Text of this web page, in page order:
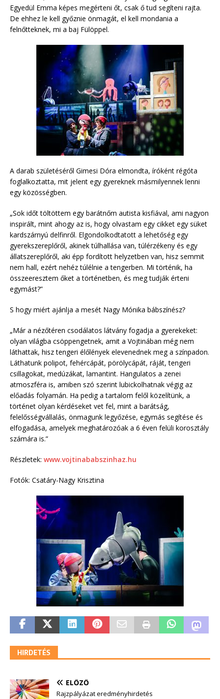
Egyedül Emma képes megérteni őt, csak ő tud segíteni rajta.
De ehhez le kell győznie önmagát, el kell mondania a
felnőtteknek, mi a baj Fülöppel.
A darab születéséről Gimesi Dóra elmondta, íróként régóta
foglalkoztatta, mit jelent egy gyereknek másmilyennek lenni
egy közösségben.
„Sok időt töltöttem egy barátnőm autista kisfiával, ami nagyon
inspirált, mint ahogy az is, hogy olvastam egy cikket egy süket
kardszárnyú delfinről. Elgondolkodtatott a lehetőség egy
gyerekszereplőről, akinek túlhallása van, túlérzékeny és egy
állatszereplőről, aki épp fordított helyzetben van, hisz semmit
nem hall, ezért nehéz túlélnie a tengerben. Mi történik, ha
összeeresztem őket a történetben, és meg tudják érteni
egymást?”
S hogy miért ajánlja a mesét Nagy Mónika bábszínész?
„Már a nézőtéren csodálatos látvány fogadja a gyerekeket:
olyan világba csöppengetnek, amit a Vojtinában még nem
láthattak, hisz tengeri élőlények elevenednek meg a színpadon.
Láthatunk polipot, fehércápát, pörölycápát, ráját, tengeri
csillagokat, medúzákat, lamantint. Hangulatos a zenei
atmoszféra is, amiben szó szerint lubickolhatnak végig az
előadás folyamán. Ha pedig a tartalom felől közelítünk, a
történet olyan kérdéseket vet fel, mint a barátság,
felelősségvállalás, önmagunk legyőzése, egymás segítése és
elfogadása, amelyek meghatározóak a 6 éven felüli korosztály
számára is.”
Részletek: www.vojtinababszinhaz.hu
Fotók: Csatáry-Nagy Krisztina
HIRDETÉS
ELŐZŐ
Rajzpályázat eredményhirdetés